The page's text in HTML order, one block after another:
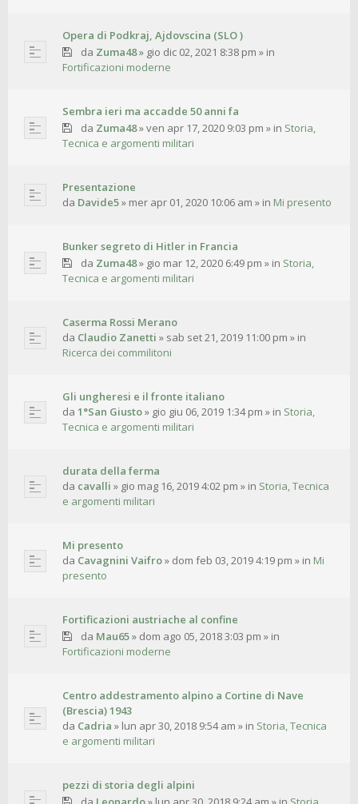
Opera di Podkraj, Ajdovscina (SLO )
da Zuma48» gio dic 02, 2021 8:38 pm » in
Fortificazioni moderne
Sembra ieri ma accadde 50 anni fa
da Zuma48»ven apr 17, 2020 9:03 pm » in Storia,
Tecnica e argomenti militari
Presentazione
da Davide5» mer apr 01, 2020 10:06 am » in Mi presento
Bunker segreto di Hitler in Francia
da Zuma48» gio mar 12, 2020 6:49 pm » in Storia,
Tecnica e argomenti militari
Caserma Rossi Merano
da Claudio Zanetti » sab set 21, 2019 11:00 pm » in
Ricerca dei commilitoni
Gli ungheresi e il fronte italiano
da 1°San Giusto» gio giu 06, 2019 1:34 pm » in Storia,
Tecnica e argomenti militari
durata della ferma
da cavalli » gio mag 16, 2019 4:02 pm » in Storia, Tecnica
e argomenti militari
Mi presento
da Cavagnini Vaifro» dom feb 03, 2019 4:19 pm » in Mi
presento
Fortificazioni austriache al confine
da Mau65» dom ago 05, 2018 3:03 pm » in
Fortificazioni moderne
Centro addestramento alpino a Cortine di Nave
(Brescia) 1943
da Cadria » lun apr 30, 2018 9:54 am » in Storia, Tecnica
e argomenti militari
pezzi di storia degli alpini